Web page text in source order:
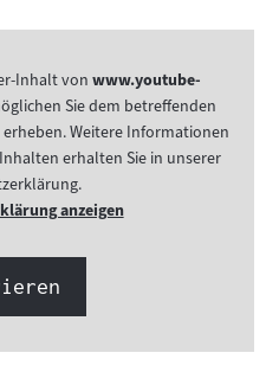
Inhalt von www.youtube-
Sie dem betreffenden
Weitere Informationen
erhalten Sie in unserer
anzeigen